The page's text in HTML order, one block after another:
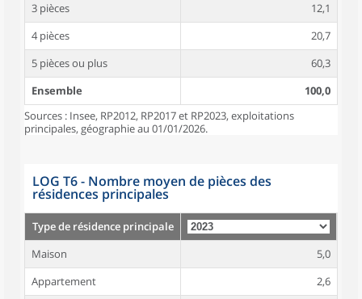
3 pièces
12,1
4 pièces
20,7
5 pièces ou plus
60,3
Ensemble
100,0
Sources : Insee, RP2012, RP2017 et RP2023, exploitations
principales, géographie au 01/01/2026.
LOG T6 - Nombre moyen de pièces des
résidences principales
Type de résidence principale
Maison
5,0
Appartement
2,6